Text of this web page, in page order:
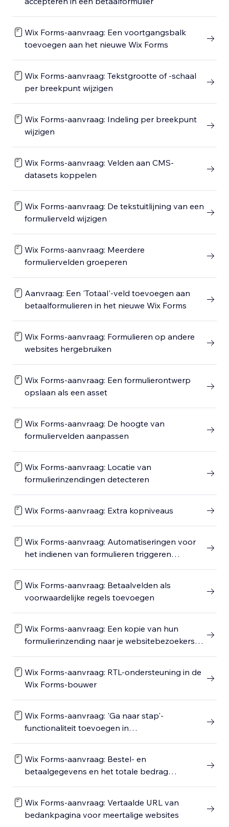
Wix Forms-aanvraag: Een voortgangsbalk
toevoegen aan het nieuwe Wix Forms
Wix Forms-aanvraag: Tekstgrootte of -schaal
per breekpunt wijzigen
Wix Forms-aanvraag: Indeling per breekpunt
wijzigen
Wix Forms-aanvraag: Velden aan CMS-
datasets koppelen
Wix Forms-aanvraag: De tekstuitlijning van een
formulierveld wijzigen
Wix Forms-aanvraag: Meerdere
formuliervelden groeperen
Aanvraag: Een 'Totaal'-veld toevoegen aan
betaalformulieren in het nieuwe Wix Forms
Wix Forms-aanvraag: Formulieren op andere
websites hergebruiken
Wix Forms-aanvraag: Een formulierontwerp
opslaan als een asset
Wix Forms-aanvraag: De hoogte van
formuliervelden aanpassen
Wix Forms-aanvraag: Locatie van
formulierinzendingen detecteren
Wix Forms-aanvraag: Extra kopniveaus
Wix Forms-aanvraag: Automatiseringen voor
het indienen van formulieren triggeren
Wix Forms-aanvraag: Betaalvelden als
voorwaardelijke regels toevoegen
Wix Forms-aanvraag: Een kopie van hun
formulierinzending naar je websitebezoekers
Wix Forms-aanvraag: RTL-ondersteuning in de
Wix Forms-bouwer
Wix Forms-aanvraag: 'Ga naar stap'-
functionaliteit toevoegen in
Wix Forms-aanvraag: Bestel- en
betaalgegevens en het totale bedrag
Wix Forms-aanvraag: Vertaalde URL van
bedankpagina voor meertalige websites